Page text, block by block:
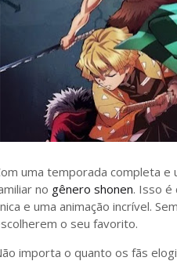
uma temporada completa e
no gênero shonen. Isso é
e uma animação incrível.
o seu favorito.
importa o quanto os fãs